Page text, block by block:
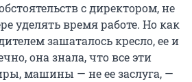
с директором, не
уделять время работе. Но как
зашаталось кресло, ее и
она знала, что все эти
машины — не ее заслуга, —